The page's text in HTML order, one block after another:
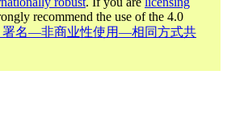
recommend the use of the 4.0
署名—非商业性使用—相同方式共